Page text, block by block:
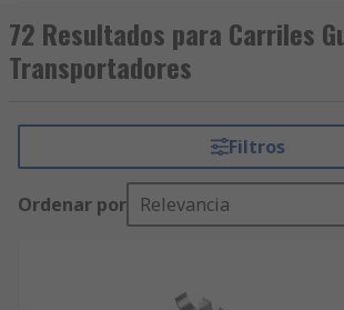
otros.Los carriles guía, los carriles de
carriles deslizantes proporcionan un
un transporte adecuado.Los cabezales
carriles de perfil en el
sujetan los cabezales de fijación.Los
se asientan debajo de los soportes
aumentar la anchura del sistema.
72 Resultados para Carriles
Transportadores
Filtros
Ordenar por Relevancia